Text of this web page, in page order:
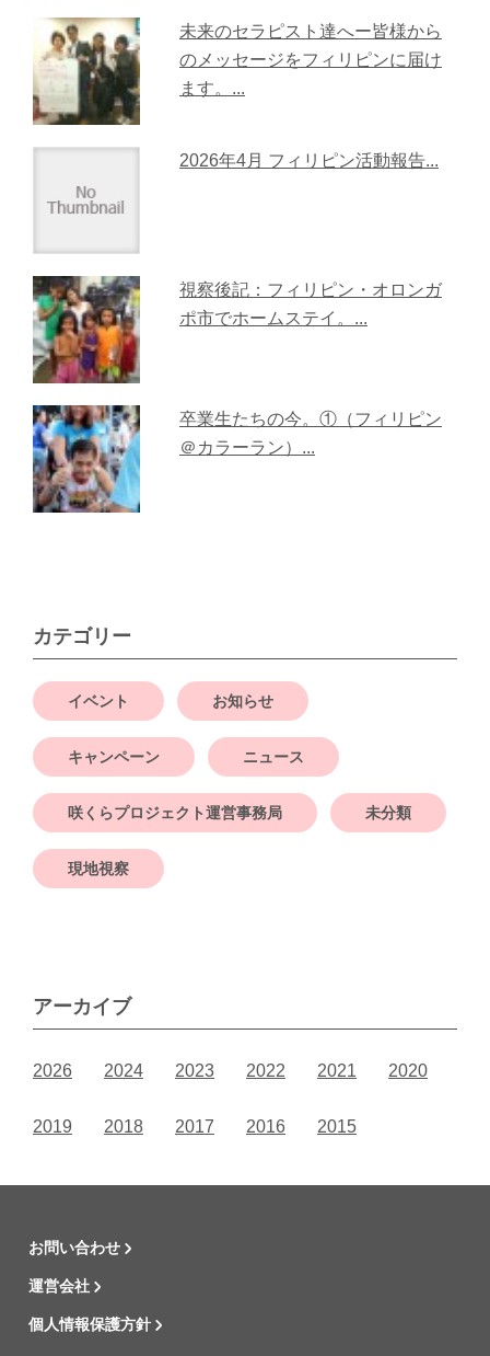
未来のセラピスト達へー皆様から
のメッセージをフィリピンに届け
ます。...
2026年4月 フィリピン活動報告...
視察後記：フィリピン・オロンガ
ポ市でホームステイ。...
卒業生たちの今。①（フィリピン
＠カラーラン）...
カテゴリー
イベント お知らせ
キャンペーン ニュース
咲くらプロジェクト運営事務局 未分類
現地視察
アーカイブ
2026 2024 2023 2022 2021 2020
2019 2018 2017 2016 2015
お問い合わせ
運営会社
個人情報保護方針